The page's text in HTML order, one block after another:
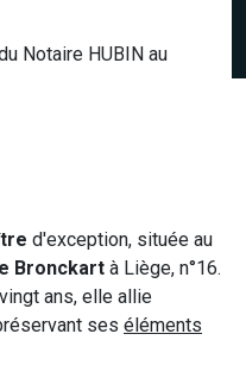
Notaire HUBIN au
d'exception, située au
Bronckart à Liège, n°16.
ans, elle allie
ses éléments